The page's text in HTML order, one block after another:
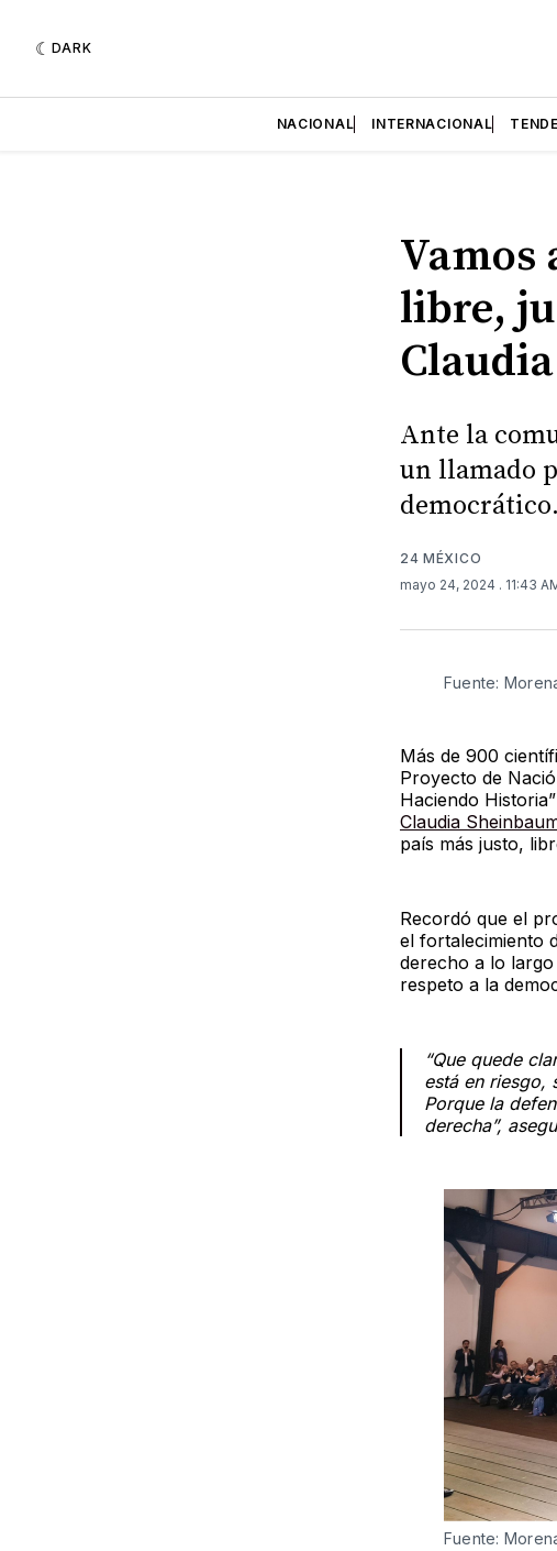
DARK
NACIONAL INTERNACIONAL
Vamos
libre,
Ante la
un llamado
democrático.
24 MÉXICO
mayo 24, 2024 . 11:43
Fuente:
Más de 900
Proyecto de
Haciendo
Claudia
país más justo,
Recordó que el
el fortalecimiento
derecho a lo
respeto a la
“Que quede
está en riesgo,
Porque la
derecha”,
Fuente: